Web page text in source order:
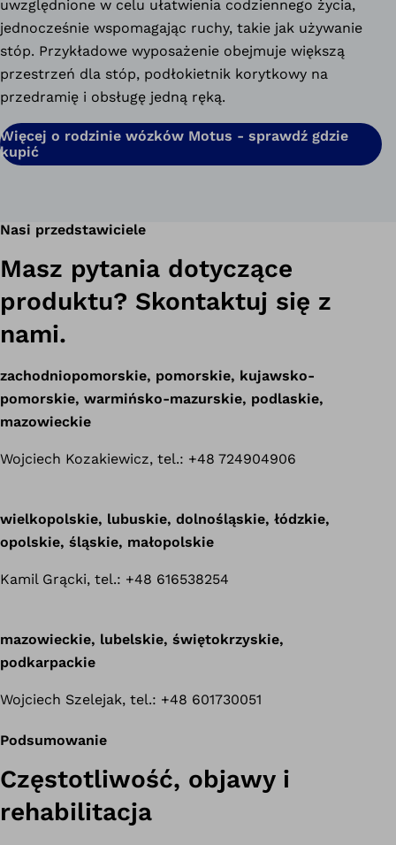
uwzględnione w celu ułatwienia codziennego życia,
jednocześnie wspomagając ruchy, takie jak używanie
stóp. Przykładowe wyposażenie obejmuje większą
przestrzeń dla stóp, podłokietnik korytkowy na
przedramię i obsługę jedną ręką.
Więcej o rodzinie wózków Motus - sprawdź gdzie
kupić
Nasi przedstawiciele
Masz pytania dotyczące
produktu? Skontaktuj się z
nami.
zachodniopomorskie, pomorskie, kujawsko-
pomorskie, warmińsko-mazurskie, podlaskie,
mazowieckie
Wojciech Kozakiewicz, tel.: +48 724904906
wielkopolskie, lubuskie, dolnośląskie, łódzkie,
opolskie, śląskie, małopolskie
Kamil Grącki, tel.: +48 616538254
mazowieckie, lubelskie, świętokrzyskie,
podkarpackie
Wojciech Szelejak, tel.: +48 601730051
Podsumowanie
Częstotliwość, objawy i
rehabilitacja